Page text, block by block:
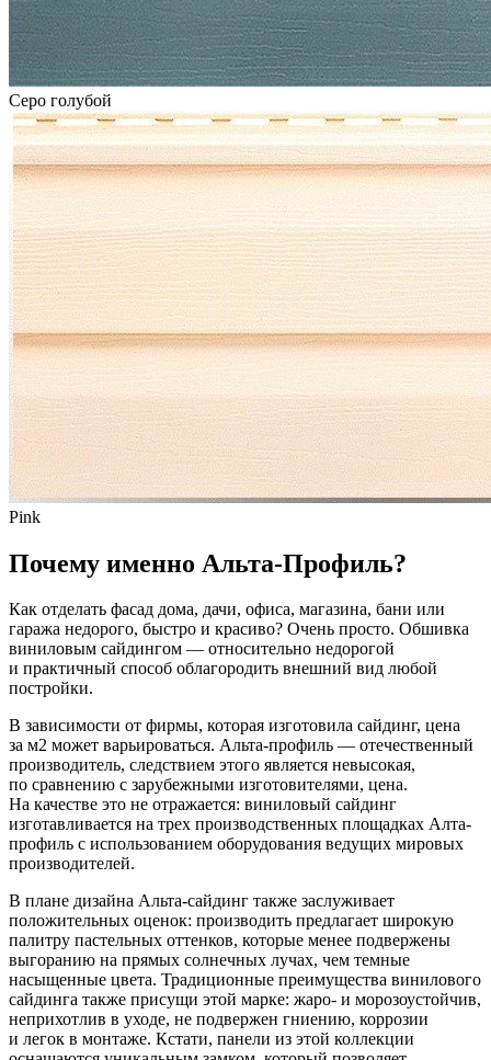
Серо голубой
Pink
Почему именно Альта-Профиль?
Как отделать фасад дома, дачи, офиса, магазина, бани или
гаража недорого, быстро и красиво? Очень просто. Обшивка
виниловым сайдингом — относительно недорогой
и практичный способ облагородить внешний вид любой
постройки.
В зависимости от фирмы, которая изготовила сайдинг, цена
за м2 может варьироваться. Альта-профиль — отечественный
производитель, следствием этого является невысокая,
по сравнению с зарубежными изготовителями, цена.
На качестве это не отражается: виниловый сайдинг
изготавливается на трех производственных площадках Алта-
профиль с использованием оборудования ведущих мировых
производителей.
В плане дизайна Альта-сайдинг также заслуживает
положительных оценок: производить предлагает широкую
палитру пастельных оттенков, которые менее подвержены
выгоранию на прямых солнечных лучах, чем темные
насыщенные цвета. Традиционные преимущества винилового
сайдинга также присущи этой марке: жаро- и морозоустойчив,
неприхотлив в уходе, не подвержен гниению, коррозии
и легок в монтаже. Кстати, панели из этой коллекции